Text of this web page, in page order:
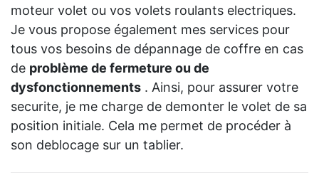
moteur volet ou vos volets roulants electriques.
Je vous propose également mes services pour
tous vos besoins de dépannage de coffre en cas
de problème de fermeture ou de
dysfonctionnements . Ainsi, pour assurer votre
securite, je me charge de demonter le volet de sa
position initiale. Cela me permet de procéder à
son deblocage sur un tablier.